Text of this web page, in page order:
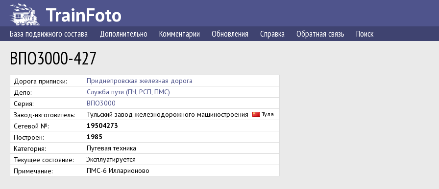
TrainFoto
База подвижного состава Дополнительно Комментарии Обновления Справка Обратная связь Поиск
ВПО3000-427
Дорога приписки:
Приднепровская железная дорога
Депо:
Служба пути (ПЧ, РСП, ПМС)
Серия:
ВПО3000
Завод-изготовитель:
Тульский завод железнодорожного машиностроения Тула
Сетевой №:
19504273
Построен:
1985
Категория:
Путевая техника
Текущее состояние:
Эксплуатируется
Примечание:
ПМС-6 Илларионово